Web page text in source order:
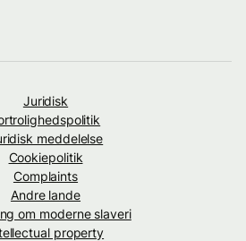
Juridisk
meddelelse
Cookiepolitik
Complaints
Andre lande
om moderne slaveri
property